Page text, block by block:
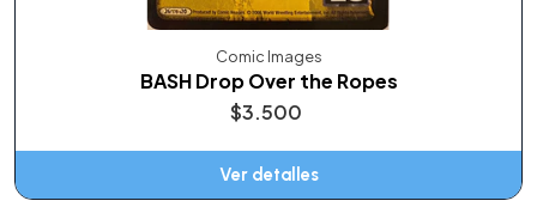
Comic Images
BASH Drop Over the Ropes
$3.500
Ver detalles